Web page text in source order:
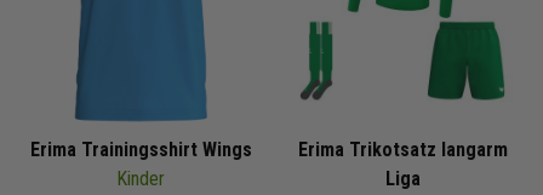
Erima Trainingsshirt Wings
Kinder
Erima Trikotsatz langarm
Liga